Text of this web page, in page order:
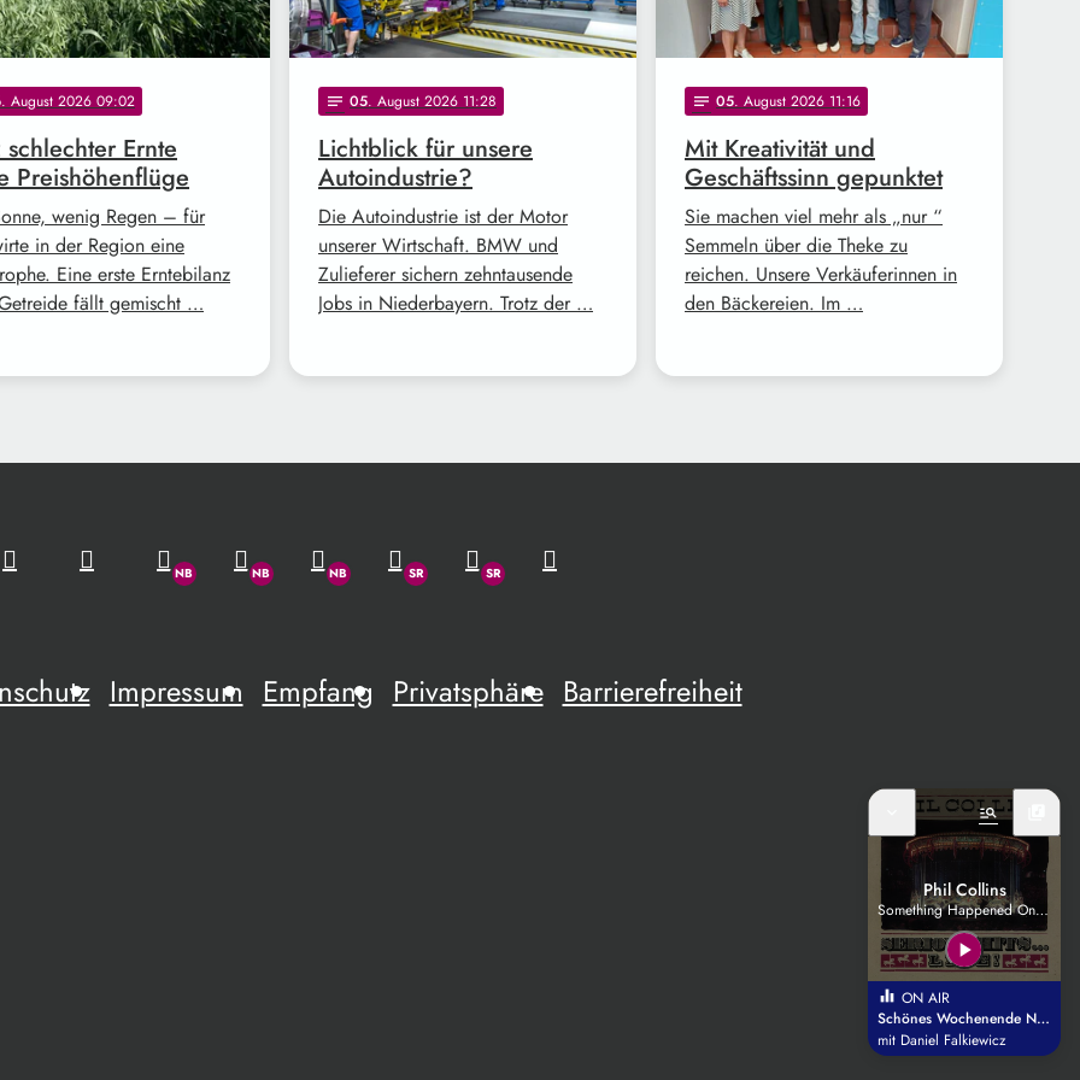
. August 2026 09:02
schlechter Ernte
Preishöhenflüge
wenig Regen – für
in der Region eine
Eine erste Erntebilanz
fällt gemischt …
notes 05. August 2026 11:28
Lichtblick für unsere
Autoindustrie?
Die Autoindustrie ist der Motor
unserer Wirtschaft. BMW und
Zulieferer sichern zehntausende
Jobs in Niederbayern. Trotz der …
notes 05. August 2026 11:16
Mit Kreativität und
Geschäftssinn gepunktet
Sie machen viel mehr als „nur “
Semmeln über die Theke zu
reichen. Unsere Verkäuferinnen in
den Bäckereien. Im …
Impressum Empfang Privatsphäre Barrierefreiheit
manage_search
Phil Collins
Something Happened On The Way To Heaven
play_arrow
equalizer ON AIR
Schönes Wochenende Niederbayern
mit Daniel Falkiewicz